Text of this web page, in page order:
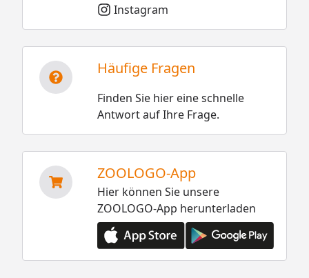
Instagram
Häufige Fragen
Finden Sie hier eine schnelle
Antwort auf Ihre Frage.
ZOOLOGO-App
Hier können Sie unsere
ZOOLOGO-App herunterladen